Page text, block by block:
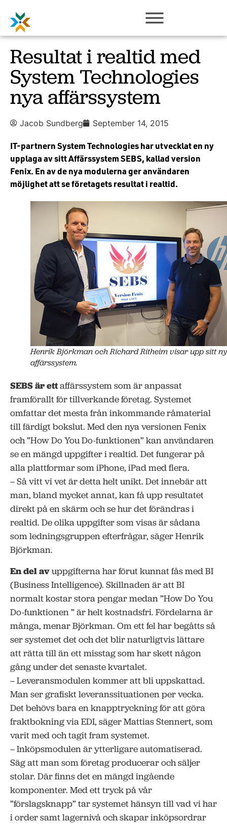
Resultat i realtid med
System Technologies
nya affärssystem
Jacob Sundberg September 14, 2015
IT-partnern System Technologies har utvecklat en ny
upplaga av sitt Affärssystem SEBS, kallad version
Fenix. En av de nya modulerna ger användaren
möjlighet att se företagets resultat i realtid.
Henrik Björkman och Richard Ritheim visar upp sitt
affärssystem.
SEBS är ettaffärssystem som är anpassat
framförallt för tillverkande företag. Systemet
omfattar det mesta från inkommande råmaterial
till färdigt bokslut. Med den nya versionen Fenix
och ”How Do You Do-funktionen” kan användaren
se en mängd uppgifter i realtid. Det fungerar på
alla plattformar som iPhone, iPad med flera.
– Så vitt vi vet är detta helt unikt. Det innebär att
man, bland mycket annat, kan få upp resultatet
direkt på en skärm och se hur det förändras i
realtid. De olika uppgifter som visas är sådana
som ledningsgruppen efterfrågar, säger Henrik
Björkman.
En del avuppgifterna har förut kunnat fås med BI
(Business Intelligence). Skillnaden är att BI
normalt kostar stora pengar medan ”How Do You
Do-funktionen ” är helt kostnadsfri. Fördelarna är
många, menar Björkman. Om ett fel har begåtts så
ser systemet det och det blir naturligtvis lättare
att rätta till än ett misstag som har skett någon
gång under det senaste kvartalet.
– Leveransmodulen kommer att bli uppskattad.
Man ser grafiskt leveranssituationen per vecka.
Det behövs bara en knapptryckning för att göra
fraktbokning via EDI, säger Mattias Stennert, som
varit med och tagit fram systemet.
– Inköpsmodulen är ytterligare automatiserad.
Säg att man som företag producerar och säljer
stolar. Där finns det en mängd ingående
komponenter. Med ett tryck på vår
”förslagsknapp” tar systemet hänsyn till vad vi har
i order samt lagernivå och skapar inköpsordrar